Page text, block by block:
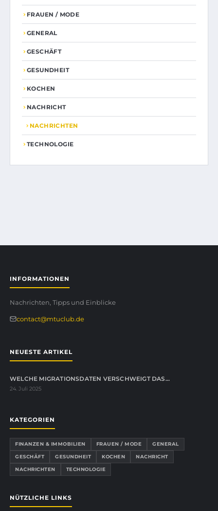
FRAUEN / MODE
GENERAL
GESCHÄFT
GESUNDHEIT
KOCHEN
NACHRICHT
NACHRICHTEN
TECHNOLOGIE
INFORMATIONEN
Nachrichten, Tipps und Einblicke
contact@mtuclub.de
NEUESTE ARTIKEL
WELCHE MIGRATIONSDATEN VERSCHWEIGT DAS…
24. Juli 2025
KATEGORIEN
FINANZEN & IMMOBILIEN FRAUEN / MODE
GENERAL
GESCHÄFT
GESUNDHEIT KOCHEN
NACHRICHT
NACHRICHTEN
TECHNOLOGIE
NÜTZLICHE LINKS